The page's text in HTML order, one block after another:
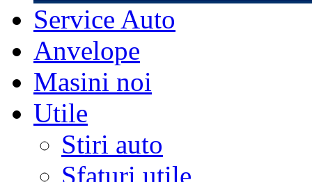
Service Auto
Anvelope
Masini noi
Utile
Stiri auto
Sfaturi utile